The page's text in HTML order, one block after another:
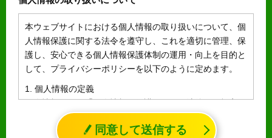
本ウェブサイトにおける個人情報の取り扱いについて、個
人情報保護に関する法令を遵守し、これを適切に管理、保
護し、安心できる個人情報保護体制の運用・向上を目的と
して、プライバシーポリシーを以下のように定めます。
1. 個人情報の定義
個人情報とは、「個人情報の保護に関する法律」に規定さ
れる生存する個人に関する情報であって、氏名、生年月日
その他の記述等により特定の個人を識別することができる
同意して送信する